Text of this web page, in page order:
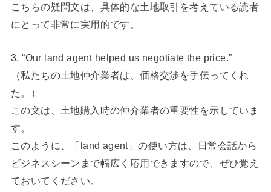
こちらの疑問文は、具体的な土地取引を考えている読者
にとって非常に実用的です。
3. “Our land agent helped us negotiate the price.”
（私たちの土地仲介業者は、価格交渉を手伝ってくれ
た。）
この文は、土地購入時の仲介業者の重要性を示していま
す。
このように、「land agent」の使い方は、日常会話から
ビジネスシーンまで幅広く応用できますので、ぜひ覚え
ておいてください。